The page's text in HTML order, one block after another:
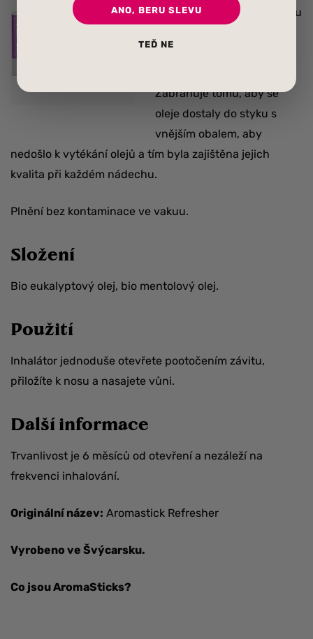
perfektní proudění vzduchu
Zabraňuje tomu, aby se
oleje dostaly do styku s
vnějším obalem, aby
nedošlo k vytékání olejů a tím byla zajištěna jejich
kvalita při každém nádechu.
Plnění bez kontaminace ve vakuu.
Složení
Bio eukalyptový olej, bio mentolový olej.
Použití
Inhalátor jednoduše otevřete pootočením závitu,
přiložíte k nosu a nasajete vůni.
Další informace
Trvanlivost je 6 měsíců od otevření a nezáleží na
frekvenci inhalování.
Originální název: Aromastick Refresher
Vyrobeno ve Švýcarsku.
Co jsou AromaSticks?
ANO, BERU SLEVU
TEĎ NE